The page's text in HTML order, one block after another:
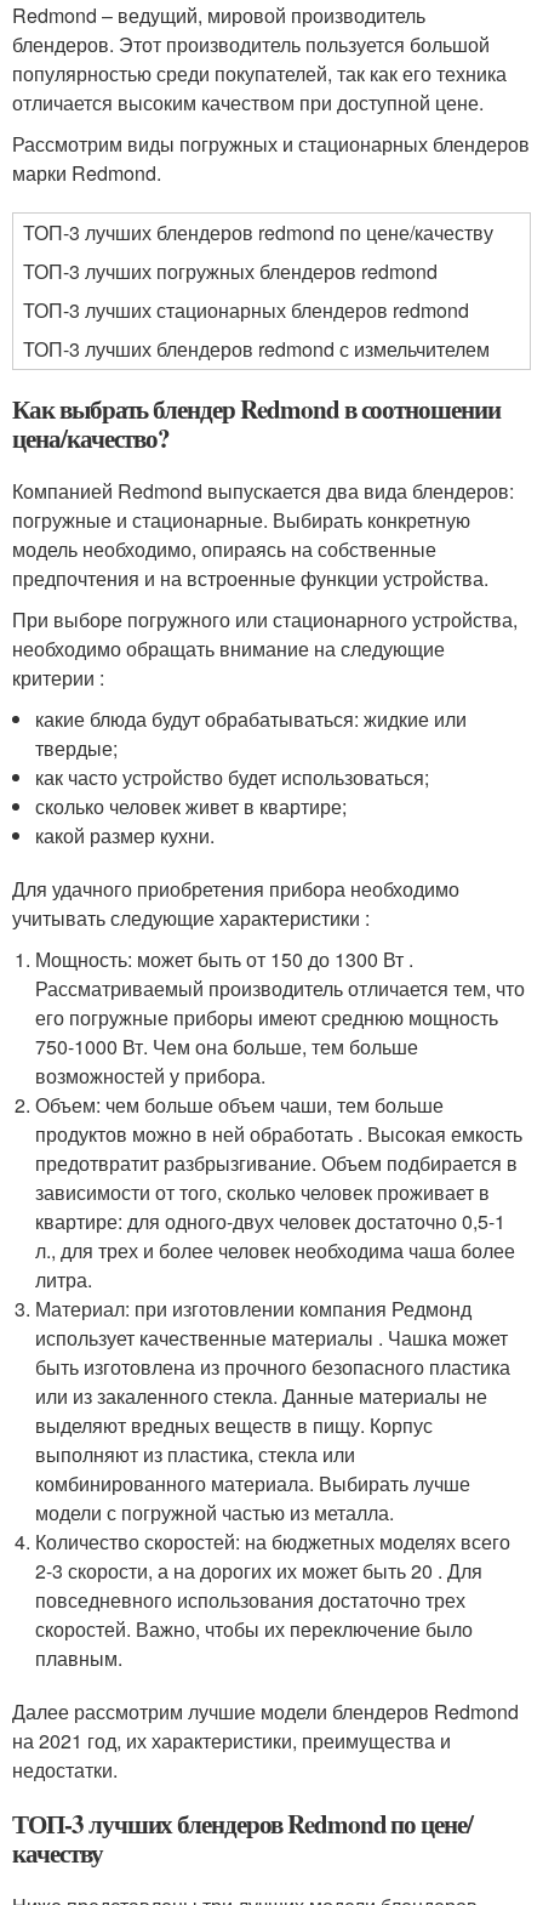
Redmond – ведущий, мировой производитель
блендеров. Этот производитель пользуется большой
популярностью среди покупателей, так как его техника
отличается высоким качеством при доступной цене.
Рассмотрим виды погружных и стационарных блендеров
марки Redmond.
ТОП-3 лучших блендеров redmond по цене/качеству
ТОП-3 лучших погружных блендеров redmond
ТОП-3 лучших стационарных блендеров redmond
ТОП-3 лучших блендеров redmond с измельчителем
Как выбрать блендер Redmond в соотношении
цена/качество?
Компанией Redmond выпускается два вида блендеров:
погружные и стационарные. Выбирать конкретную
модель необходимо, опираясь на собственные
предпочтения и на встроенные функции устройства.
При выборе погружного или стационарного устройства,
необходимо обращать внимание на следующие
критерии :
какие блюда будут обрабатываться: жидкие или
твердые;
как часто устройство будет использоваться;
сколько человек живет в квартире;
какой размер кухни.
Для удачного приобретения прибора необходимо
учитывать следующие характеристики :
Мощность: может быть от 150 до 1300 Вт .
Рассматриваемый производитель отличается тем, что
его погружные приборы имеют среднюю мощность
750-1000 Вт. Чем она больше, тем больше
возможностей у прибора.
Объем: чем больше объем чаши, тем больше
продуктов можно в ней обработать . Высокая емкость
предотвратит разбрызгивание. Объем подбирается в
зависимости от того, сколько человек проживает в
квартире: для одного-двух человек достаточно 0,5-1
л., для трех и более человек необходима чаша более
литра.
Материал: при изготовлении компания Редмонд
использует качественные материалы . Чашка может
быть изготовлена из прочного безопасного пластика
или из закаленного стекла. Данные материалы не
выделяют вредных веществ в пищу. Корпус
выполняют из пластика, стекла или
комбинированного материала. Выбирать лучше
модели с погружной частью из металла.
Количество скоростей: на бюджетных моделях всего
2-3 скорости, а на дорогих их может быть 20 . Для
повседневного использования достаточно трех
скоростей. Важно, чтобы их переключение было
плавным.
Далее рассмотрим лучшие модели блендеров Redmond
на 2021 год, их характеристики, преимущества и
недостатки.
ТОП-3 лучших блендеров Redmond по цене/
качеству